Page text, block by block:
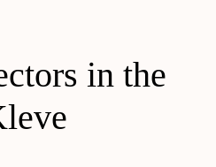
in the